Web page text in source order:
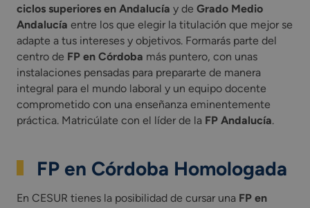
ciclos superiores en Andalucía y de Grado Medio
Andalucía entre los que elegir la titulación que mejor se
adapte a tus intereses y objetivos. Formarás parte del
centro de FP en Córdoba más puntero, con unas
instalaciones pensadas para prepararte de manera
integral para el mundo laboral y un equipo docente
comprometido con una enseñanza eminentemente
práctica. Matricúlate con el líder de la FP Andalucía.
FP en Córdoba Homologada
En CESUR tienes la posibilidad de cursar una FP en